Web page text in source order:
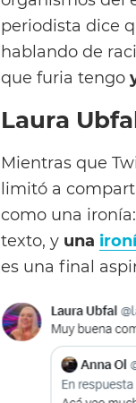
periodista dice
hablando de
que furia tengo
Laura
Mientras que
limitó a
como una
texto, y una
es una final